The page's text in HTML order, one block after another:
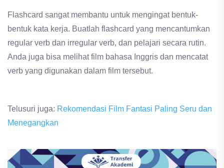
Flashcard sangat membantu untuk mengingat bentuk-
bentuk kata kerja. Buatlah flashcard yang mencantumkan
regular verb dan irregular verb, dan pelajari secara rutin.
Anda juga bisa melihat film bahasa Inggris dan mencatat
verb yang digunakan dalam film tersebut.
Telusuri juga: Rekomendasi Film Fantasi Paling Seru dan
Menegangkan